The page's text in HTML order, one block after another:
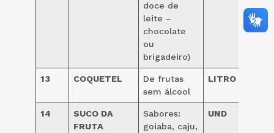
doce de
leite –
chocolate
ou
brigadeiro)
13 COQUETEL
De frutas
sem álcool
LITRO
14
SUCO DA
FRUTA
Sabores:
goiaba, caju,
UND